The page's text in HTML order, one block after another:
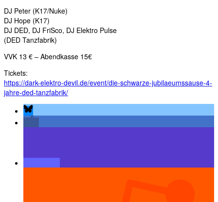
DJ Peter (K17/Nuke)
DJ Hope (K17)
DJ DED, DJ FriSco, DJ Elektro Pulse
(DED Tanzfabrik)
VVK 13 € – Abendkasse 15€
Tickets:
https://dark-elektro-devil.de/event/die-schwarze-jubilaeumssause-4-
jahre-ded-tanzfabrik/